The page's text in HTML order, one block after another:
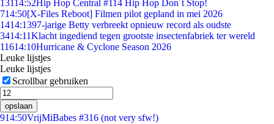
13114:52Hip Hop Central #114 Hip Hop Don´t Stop!
714:50[X-Files Reboot] Filmen pilot gepland in mei 2026
1414:1397-jarige Betty verbreekt opnieuw record als oudste
3414:11Klacht ingediend tegen grootste insectenfabriek ter wereld
11614:10Hurricane & Cyclone Season 2026
Leuke lijstjes
Leuke lijstjes
Scrollbar gebruiken
opslaan
914:50VrijMiBabes #316 (not very sfw!)